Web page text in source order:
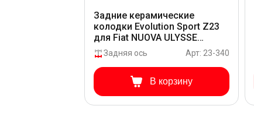
Задние керамические
колодки Evolution Sport Z23
для Fiat NUOVA ULYSSE
179.941.0.0
Задняя ось Арт: 23-340
В корзину